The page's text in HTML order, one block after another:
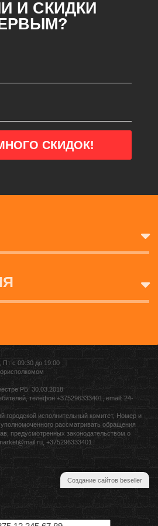
И СКИДКИ
c 09:30 до 19:00
РБ: 30.03.2018
телефон +375296333401, email: 24-
городской исполнительный комитет, Номер и
рассматривать обращения
предусмотренных законодательством о
+375296333401
Создание сайтов beseller